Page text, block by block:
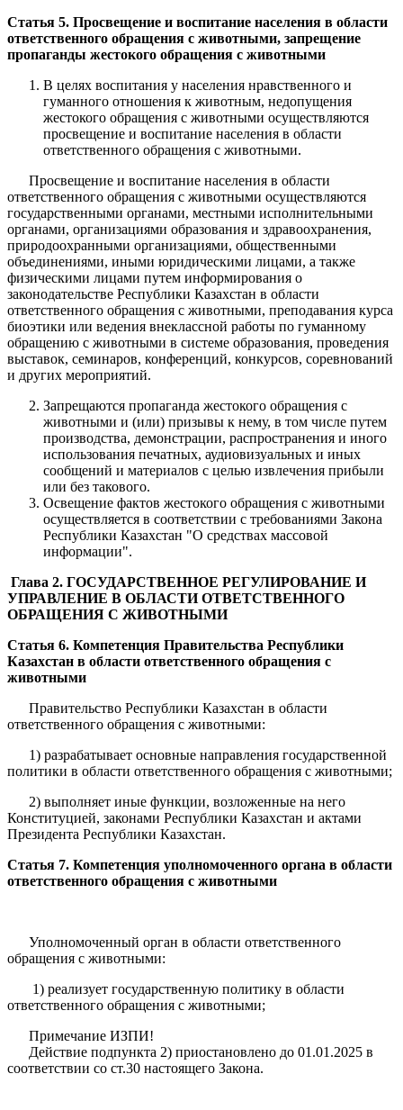
Статья 5. Просвещение и воспитание населения в области
ответственного обращения с животными, запрещение
пропаганды жестокого обращения с животными
В целях воспитания у населения нравственного и
гуманного отношения к животным, недопущения
жестокого обращения с животными осуществляются
просвещение и воспитание населения в области
ответственного обращения с животными.
Просвещение и воспитание населения в области
ответственного обращения с животными осуществляются
государственными органами, местными исполнительными
органами, организациями образования и здравоохранения,
природоохранными организациями, общественными
объединениями, иными юридическими лицами, а также
физическими лицами путем информирования о
законодательстве Республики Казахстан в области
ответственного обращения с животными, преподавания курса
биоэтики или ведения внеклассной работы по гуманному
обращению с животными в системе образования, проведения
выставок, семинаров, конференций, конкурсов, соревнований
и других мероприятий.
Запрещаются пропаганда жестокого обращения с
животными и (или) призывы к нему, в том числе путем
производства, демонстрации, распространения и иного
использования печатных, аудиовизуальных и иных
сообщений и материалов с целью извлечения прибыли
или без такового.
Освещение фактов жестокого обращения с животными
осуществляется в соответствии с требованиями Закона
Республики Казахстан "О средствах массовой
информации".
Глава 2. ГОСУДАРСТВЕННОЕ РЕГУЛИРОВАНИЕ И
УПРАВЛЕНИЕ В ОБЛАСТИ ОТВЕТСТВЕННОГО
ОБРАЩЕНИЯ С ЖИВОТНЫМИ
Статья 6. Компетенция Правительства Республики
Казахстан в области ответственного обращения с
животными
Правительство Республики Казахстан в области
ответственного обращения с животными:
1) разрабатывает основные направления государственной
политики в области ответственного обращения с животными;
2) выполняет иные функции, возложенные на него
Конституцией, законами Республики Казахстан и актами
Президента Республики Казахстан.
Статья 7. Компетенция уполномоченного органа в области
ответственного обращения с животными
Уполномоченный орган в области ответственного
обращения с животными:
1) реализует государственную политику в области
ответственного обращения с животными;
Примечание ИЗПИ!
Действие подпункта 2) приостановлено до 01.01.2025 в
соответствии со ст.30 настоящего Закона.